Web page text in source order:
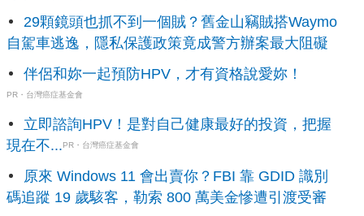
29顆鏡頭也抓不到一個賊？舊金山竊賊搭Waymo
自駕車逃逸，隱私保護政策竟成警方辦案最大阻礙
伴侶和妳一起預防HPV，才有資格說愛妳！
PR・台灣癌症基金會
立即諮詢HPV！是對自己健康最好的投資，把握
現在不...PR・台灣癌症基金會
原來 Windows 11 會出賣你？FBI 靠 GDID 識別
碼追蹤 19 歲駭客，勒索 800 萬美金慘遭引渡受審